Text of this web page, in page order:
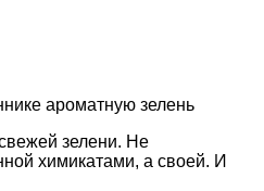
ароматную зелень
зелени. Не
химикатами, а своей. И